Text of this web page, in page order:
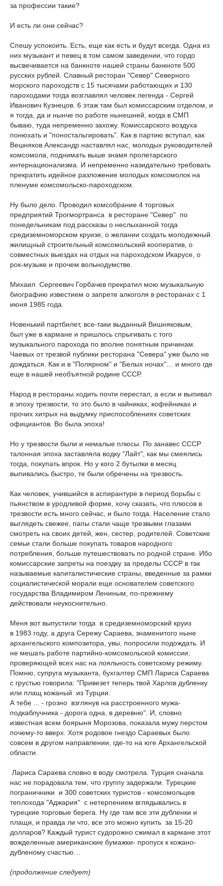
за профессии такие?
И есть ли они сейчас?
Спешу успокоить. Есть, еще как есть и будут всегда. Одна из
них музыкант и певец в том самом заведении, что гордо
высвечивается на банкноте нашей страны банкноте 500
русских рублей. Славный ресторан "Север" Северного
морского пароходств с 15 тысячами работающих и 130
пароходами тогда возглавлял человек легенда - Сергей
Иванович Кузнецов. 6 этаж там был комиссарским отделом, и
я тогда, да и нынче по работе нынешней, когда в СМП
бываю, туда непременно захожу. Комиссарского воздуха
понюхать и "поностальгировать". Как в партию вступал, как
Вешняков Александр наставлял нас, молодых руководителей
комсомола, поднимать выше знамя пролетарского
интернационализма. И непременно назидательно требовать
прекратить идейное разложение молодых комсомолок на
пленуме комсомольско-пароходском.
Ну было дело. Проводил комсобрание 4 торговых
предприятий Трогмортранса в ресторане "Север" по
понедельникам под рассказы о неслыханной тогда
средиземноморском круизе, о желании создать молодежный
жилищный строительный комсомольский кооператив, о
совместных выездах на отдых на пароходском Икарусе, о
рок-музыке и прочем вольнодумстве.
Михаил Сергеевич Горбачев прекратил мою музыкальную
биографию известием о запрете алкоголя в ресторанах с 1
июня 1985 года.
Новенький партбилет, все-таки выданный Вишняковым,
был уже в кармане и пришлось спрыгивать с того
музыкального парохода по вполне понятным причинам.
Чаевых от трезвой публики ресторана "Севера" уже было не
дождаться. Как и в "Полярном" и "Белых ночах"… и много где
еще в нашей необъятной родине СССР.
Народ в рестораны ходить почти перестал, а если и выпивал
в эпоху трезвости, то это было в чайниках, кофейниках и
прочих хитрых на выдумку приспособлениях советских
официантов. Во была эпоха!
Но у трезвости были и немалые плюсы. По занавес СССР
талонная эпоха заставляла водку "Лайт", как мы смеялись
тогда, покупать впрок. Но у кого 2 бутылки в месяц
выпивались быстро, те были обречены на трезвость.
Как человек, учившийся в аспирантуре в период борьбы с
пьянством в уродливой форме, хочу сказать, что плюсов в
трезвости есть много сейчас, и было тогда. Население стало
выглядеть свежее, папы стали чаще трезвыми глазами
смотреть на своих детей, жен, сестер, родителей. Советские
семьи стали больше покупать товаров народного
потребления, больше путешествовать по родной стране. Ибо
комиссарские запреты на поездку за пределы СССР в так
называемые капиталистические страны, введенные за рамки
социалистической морали еще основателем советского
государства Владимиром Лениным, по-прежнему
действовали неукоснительно.
Меня вот выпустили тогда в средиземноморский круиз
в 1983 году, а друга Сережу Сараева, знаменитого ныне
архангельского композитора, увы, попросили подождать. И
не мешать работе партийно-комсомольской комиссии,
проверяющей всех нас на лояльность советскому режиму.
Помню, супруга музыканта, бухгалтер СМП Лариса Сараева
с грустью говорила: "Привезет теперь твой Харлов дубленку
или плащ кожаный из Турции.
А тебе ... - грозно взглянув на расстроенного мужа-
подкаблучника - дорога одна, в деревню". И, словно
известная всем боярыня Морозова, показала мужу перстом
почему-то вверх. Хотя родовое гнездо Сараевых было
совсем в другом направлении, где-то на юге Архангельской
области.
Лариса Сараева словно в воду смотрела. Турция сначала
нас не порадовала тем, что группу задержали. Турецкие
пограничники и 300 советских туристов - комсомольцев
теплохода "Аджария" с нетерпением вглядывались в
турецкие торговые берега. Ну где там все эти дубленки и
плащи, и правда ли что, все это можно купить за 15-20
долларов? Каждый турист судорожно сжимал в кармане этот
вожделенные американские бумажки- пропуск к кожано-
дубленому счастью…
(продолжение следует)